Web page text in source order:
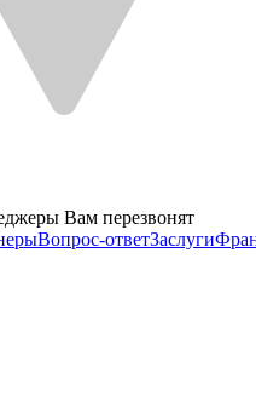
Вам перезвонят
Вопрос-ответЗаслуги